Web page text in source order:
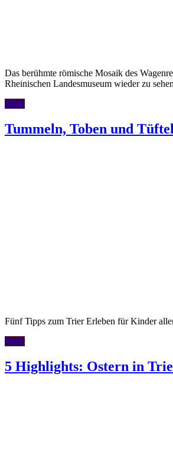
Das berühmte römische Mosaik des
Rheinischen Landesmuseum wieder zu
Mehr
Tummeln, Toben und
Fünf Tipps zum Trier Erleben für Kinder
Mehr
5 Highlights: Ostern in